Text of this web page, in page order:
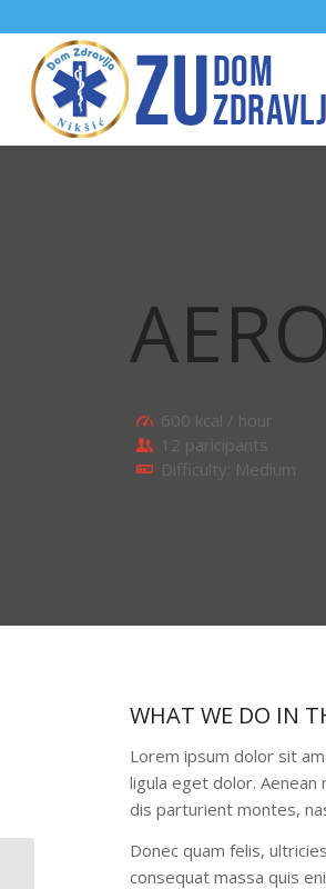
600 kcal / hour
12 paricipants
Difficulty: Medium
WHAT WE DO IN
Lorem ipsum dolor sit
ligula eget dolor. Aenean
dis parturient montes,
Donec quam felis,
consequat massa quis